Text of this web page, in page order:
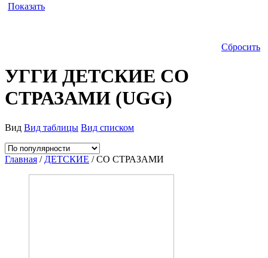
Показать
Сбросить
УГГИ ДЕТСКИЕ СО
СТРАЗАМИ (UGG)
Вид Вид таблицы Вид списком
Главная / ДЕТСКИЕ / СО СТРАЗАМИ